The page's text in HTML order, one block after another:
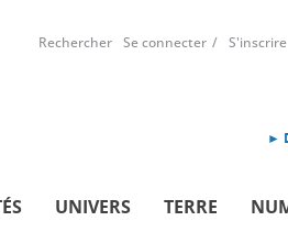
Rechercher Se connecter S'inscrire
►
UNIVERS TERRE